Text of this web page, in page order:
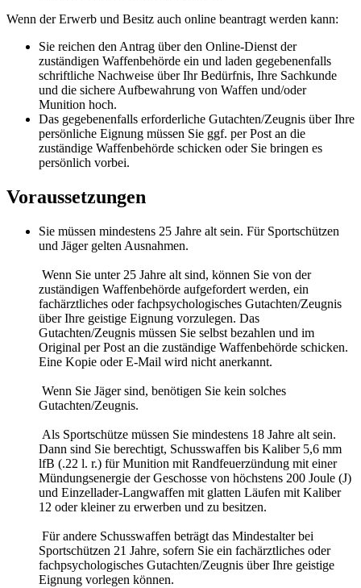
Wenn der Erwerb und Besitz auch online beantragt werden kann:
Sie reichen den Antrag über den Online-Dienst der
zuständigen Waffenbehörde ein und laden gegebenenfalls
schriftliche Nachweise über Ihr Bedürfnis, Ihre Sachkunde
und die sichere Aufbewahrung von Waffen und/oder
Munition hoch.
Das gegebenenfalls erforderliche Gutachten/Zeugnis über Ihre
persönliche Eignung müssen Sie ggf. per Post an die
zuständige Waffenbehörde schicken oder Sie bringen es
persönlich vorbei.
Voraussetzungen
Sie müssen mindestens 25 Jahre alt sein. Für Sportschützen
und Jäger gelten Ausnahmen.
Wenn Sie unter 25 Jahre alt sind, können Sie von der
zuständigen Waffenbehörde aufgefordert werden, ein
fachärztliches oder fachpsychologisches Gutachten/Zeugnis
über Ihre geistige Eignung vorzulegen. Das
Gutachten/Zeugnis müssen Sie selbst bezahlen und im
Original per Post an die zuständige Waffenbehörde schicken.
Eine Kopie oder E-Mail wird nicht anerkannt.
Wenn Sie Jäger sind, benötigen Sie kein solches
Gutachten/Zeugnis.
Als Sportschütze müssen Sie mindestens 18 Jahre alt sein.
Dann sind Sie berechtigt, Schusswaffen bis Kaliber 5,6 mm
lfB (.22 l. r.) für Munition mit Randfeuerzündung mit einer
Mündungsenergie der Geschosse von höchstens 200 Joule (J)
und Einzellader-Langwaffen mit glatten Läufen mit Kaliber
12 oder kleiner zu erwerben und zu besitzen.
Für andere Schusswaffen beträgt das Mindestalter bei
Sportschützen 21 Jahre, sofern Sie ein fachärztliches oder
fachpsychologisches Gutachten/Zeugnis über Ihre geistige
Eignung vorlegen können.